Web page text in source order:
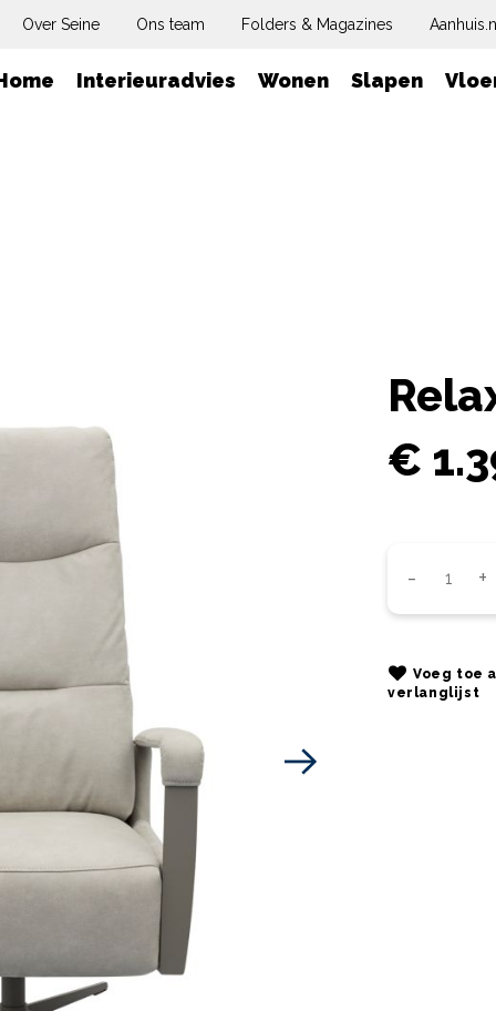
Over Seine Ons team Folders & Magazines
Interieuradvies Wonen Slapen
€
Voeg toe
verlanglijst